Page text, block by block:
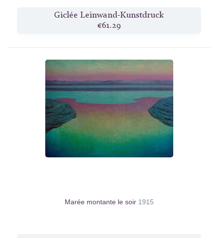
Giclée Leinwand-Kunstdruck
€61.29
Marée montante le soir 1915